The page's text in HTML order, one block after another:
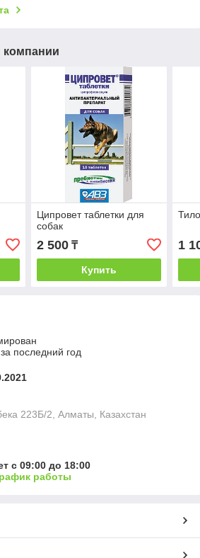
Ципровет таблетки для
собак
2 500₸
Купить
1
последний год
223Б/2, Алматы, Казахстан
с 09:00 до 18:00
работы